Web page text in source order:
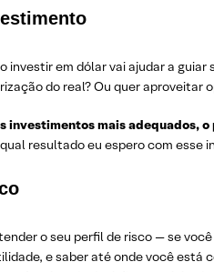
investir em dólar vai ajudar a
do real? Ou quer aproveitar
investimentos mais adequados,
resultado eu espero com esse
o seu perfil de risco — se
e saber até onde você está